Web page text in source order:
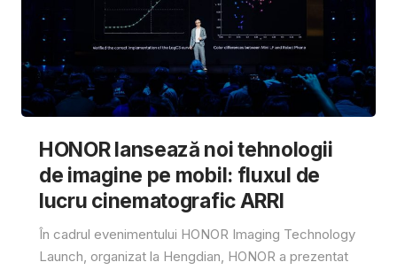
HONOR lansează noi tehnologii
de imagine pe mobil: fluxul de
lucru cinematografic ARRI
În cadrul evenimentului HONOR Imaging Technology
Launch, organizat la Hengdian, HONOR a prezentat